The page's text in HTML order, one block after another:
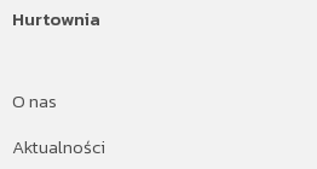
Hurtownia
O nas
Aktualności